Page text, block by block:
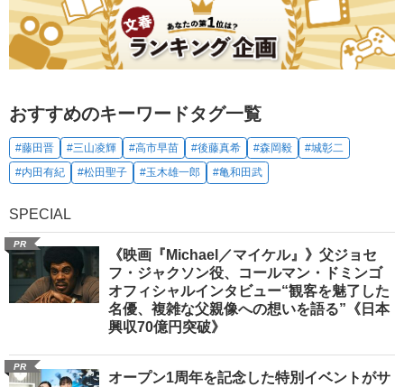
おすすめのキーワードタグ一覧
#藤田晋 #三山凌輝 #高市早苗 #後藤真希 #森岡毅
#城彰二
#内田有紀
#松田聖子 #玉木雄一郎 #亀和田武
SPECIAL
PR
《映画『Michael／マイケル』》父ジョセ
フ・ジャクソン役、コールマン・ドミンゴ
オフィシャルインタビュー“観客を魅了した
名優、複雑な父親像への想いを語る”《日本
興収70億円突破》
PR
オープン1周年を記念した特別イベントがサ